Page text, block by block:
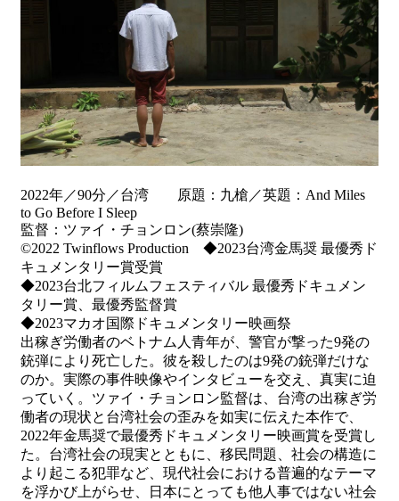
2022年／90分／台湾 原題：九槍／英題：And Miles
to Go Before I Sleep
監督：ツァイ・チョンロン(蔡崇隆)
©️2022 Twinflows Production ◆2023台湾金馬奨 最優秀ド
キュメンタリー賞受賞
◆2023台北フィルムフェスティバル 最優秀ドキュメン
タリー賞、最優秀監督賞
◆2023マカオ国際ドキュメンタリー映画祭
出稼ぎ労働者のベトナム人青年が、警官が撃った9発の
銃弾により死亡した。彼を殺したのは9発の銃弾だけな
のか。実際の事件映像やインタビューを交え、真実に迫
っていく。ツァイ・チョンロン監督は、台湾の出稼ぎ労
働者の現状と台湾社会の歪みを如実に伝えた本作で、
2022年金馬奨で最優秀ドキュメンタリー映画賞を受賞し
た。台湾社会の現実とともに、移民問題、社会の構造に
より起こる犯罪など、現代社会における普遍的なテーマ
を浮かび上がらせ、日本にとっても他人事ではない社会